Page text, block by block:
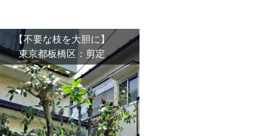
【不要な枝を大胆に】
東京都板橋区：剪定